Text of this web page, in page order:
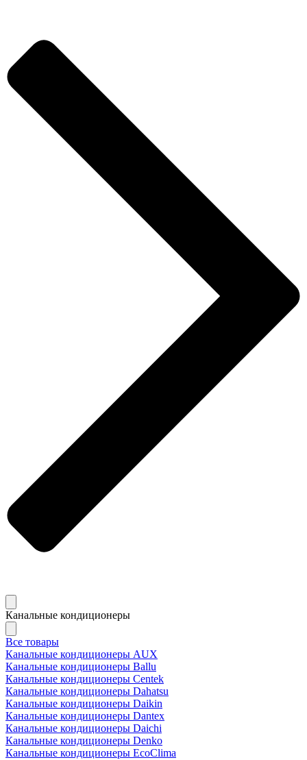
Канальные кондиционеры
Все товары
Канальные кондиционеры AUX
Канальные кондиционеры Ballu
Канальные кондиционеры Centek
Канальные кондиционеры Dahatsu
Канальные кондиционеры Daikin
Канальные кондиционеры Dantex
Канальные кондиционеры Daichi
Канальные кондиционеры Denko
Канальные кондиционеры EcoClima